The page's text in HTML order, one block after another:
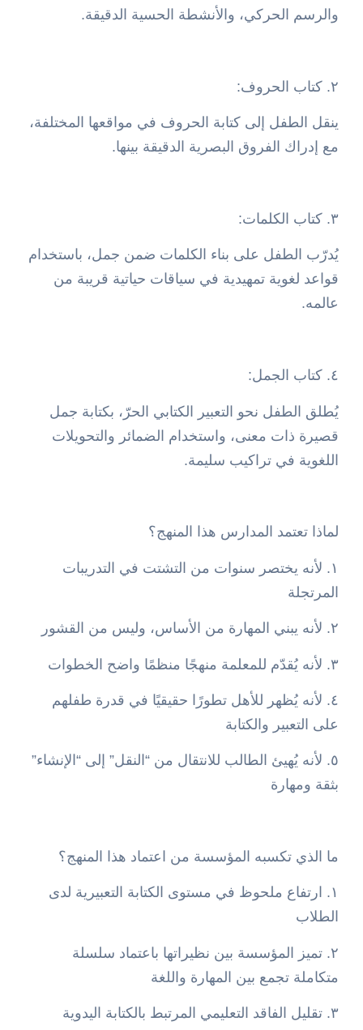
والرسم الحركي، والأنشطة الحسية الدقيقة.
٢. كتاب الحروف:
ينقل الطفل إلى كتابة الحروف في مواقعها المختلفة،
مع إدراك الفروق البصرية الدقيقة بينها.
٣. كتاب الكلمات:
يُدرّب الطفل على بناء الكلمات ضمن جمل، باستخدام
قواعد لغوية تمهيدية في سياقات حياتية قريبة من
عالمه.
٤. كتاب الجمل:
يُطلق الطفل نحو التعبير الكتابي الحرّ، بكتابة جمل
قصيرة ذات معنى، واستخدام الضمائر والتحويلات
اللغوية في تراكيب سليمة.
لماذا تعتمد المدارس هذا المنهج؟
١. لأنه يختصر سنوات من التشتت في التدريبات
المرتجلة
٢. لأنه يبني المهارة من الأساس، وليس من القشور
٣. لأنه يُقدّم للمعلمة منهجًا منظمًا واضح الخطوات
٤. لأنه يُظهر للأهل تطورًا حقيقيًا في قدرة طفلهم
على التعبير والكتابة
٥. لأنه يُهيئ الطالب للانتقال من “النقل” إلى “الإنشاء”
بثقة ومهارة
ما الذي تكسبه المؤسسة من اعتماد هذا المنهج؟
١. ارتفاع ملحوظ في مستوى الكتابة التعبيرية لدى
الطلاب
٢. تميز المؤسسة بين نظيراتها باعتماد سلسلة
متكاملة تجمع بين المهارة واللغة
٣. تقليل الفاقد التعليمي المرتبط بالكتابة اليدوية